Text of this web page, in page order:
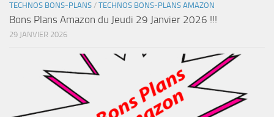
TECHNOS BONS-PLANS / TECHNOS BONS-PLANS AMAZON
Bons Plans Amazon du Jeudi 29 Janvier 2026 !!!
29 JANVIER 2026